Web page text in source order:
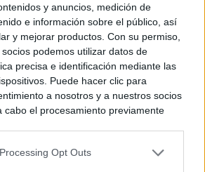
y anuncios, medición de
e información sobre el público, así
y mejorar productos. Con su permiso,
podemos utilizar datos de
precisa e identificación mediante las
Puede hacer clic para
a nosotros y a nuestros socios
cabo el procesamiento previamente
Tenga en cuenta que algún
Opt Outs